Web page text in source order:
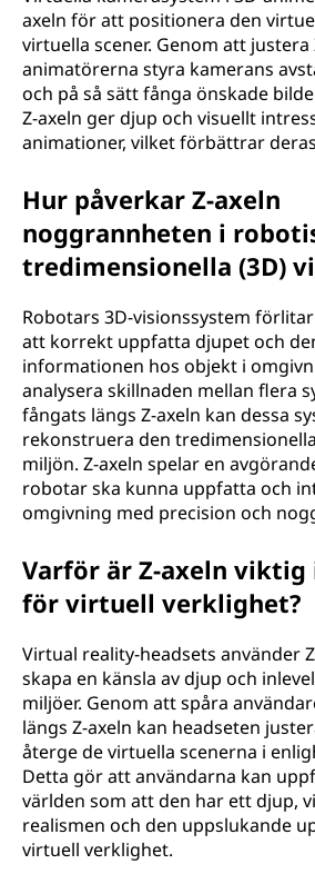
axeln för att positionera den
virtuella scener. Genom att justera
animatörerna styra kamerans
och på så sätt fånga önskade
Z-axeln ger djup och visuellt
animationer, vilket förbättrar
Hur påverkar Z-axeln
noggrannheten i
tredimensionella (3D)
Robotars 3D-visionssystem
att korrekt uppfatta djupet och
informationen hos objekt i
analysera skillnaden mellan flera
fångats längs Z-axeln kan dessa
rekonstruera den
miljön. Z-axeln spelar en
robotar ska kunna uppfatta och
omgivning med precision och
Varför är Z-axeln viktig
för virtuell verklighet?
Virtual reality-headsets använder
skapa en känsla av djup och
miljöer. Genom att spåra
längs Z-axeln kan headseten
återge de virtuella scenerna i
Detta gör att användarna kan
världen som att den har ett djup,
realismen och den uppslukande
virtuell verklighet.